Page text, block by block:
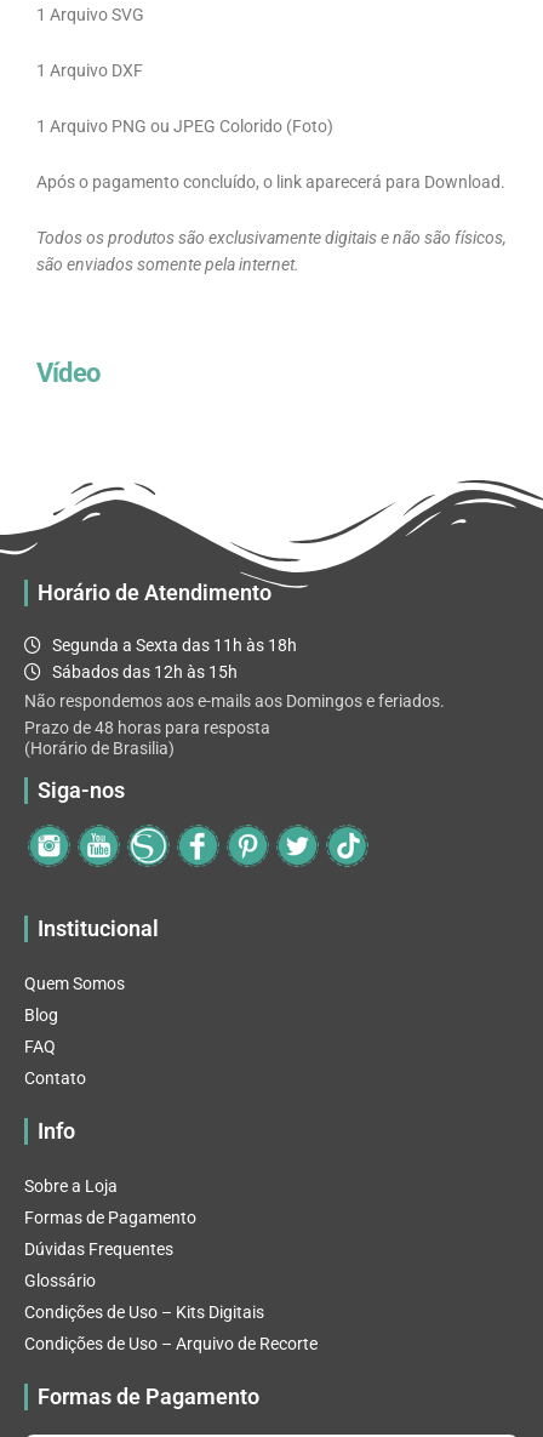
1 Arquivo SVG
1 Arquivo DXF
1 Arquivo PNG ou JPEG Colorido (Foto)
Após o pagamento concluído, o link aparecerá para Download.
Todos os produtos são exclusivamente digitais e não são físicos,
são enviados somente pela internet.
Vídeo
Horário de Atendimento
Segunda a Sexta das 11h às 18h
Sábados das 12h às 15h
Não respondemos aos e-mails aos Domingos e feriados.
Prazo de 48 horas para resposta
(Horário de Brasilia)
Siga-nos
Institucional
Quem Somos
Blog
FAQ
Contato
Info
Sobre a Loja
Formas de Pagamento
Dúvidas Frequentes
Glossário
Condições de Uso – Kits Digitais
Condições de Uso – Arquivo de Recorte
Formas de Pagamento